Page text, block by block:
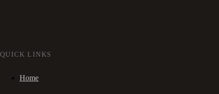
QUICK LINKS
Home